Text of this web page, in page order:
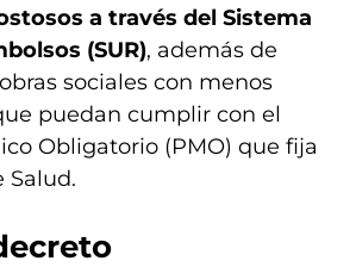
a través del Sistema
(SUR), además de
sociales con menos
puedan cumplir con el
Obligatorio (PMO) que fija
Salud.